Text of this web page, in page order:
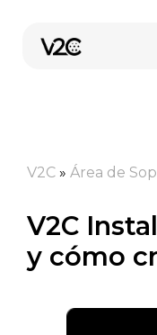
contenido
V2C » Área de
V2C
y cómo